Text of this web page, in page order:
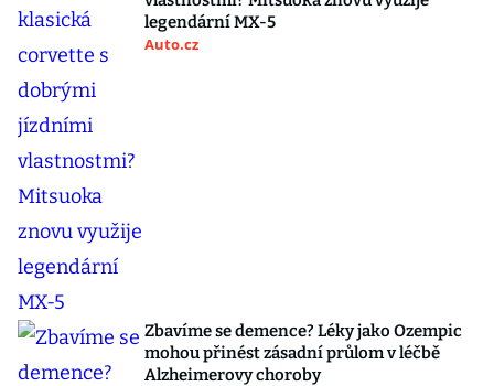
legendární MX-5
Auto.cz
Zbavíme se demence? Léky jako Ozempic
mohou přinést zásadní průlom v léčbě
Alzheimerovy choroby